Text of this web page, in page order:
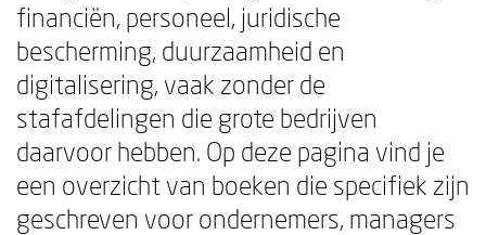
financiën, personeel, juridische
bescherming, duurzaamheid en
digitalisering, vaak zonder de
stafafdelingen die grote bedrijven
daarvoor hebben. Op deze pagina vind je
een overzicht van boeken die specifiek zijn
geschreven voor ondernemers, managers